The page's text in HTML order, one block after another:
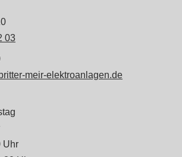
03
meir-elektroanlagen.de
Uhr